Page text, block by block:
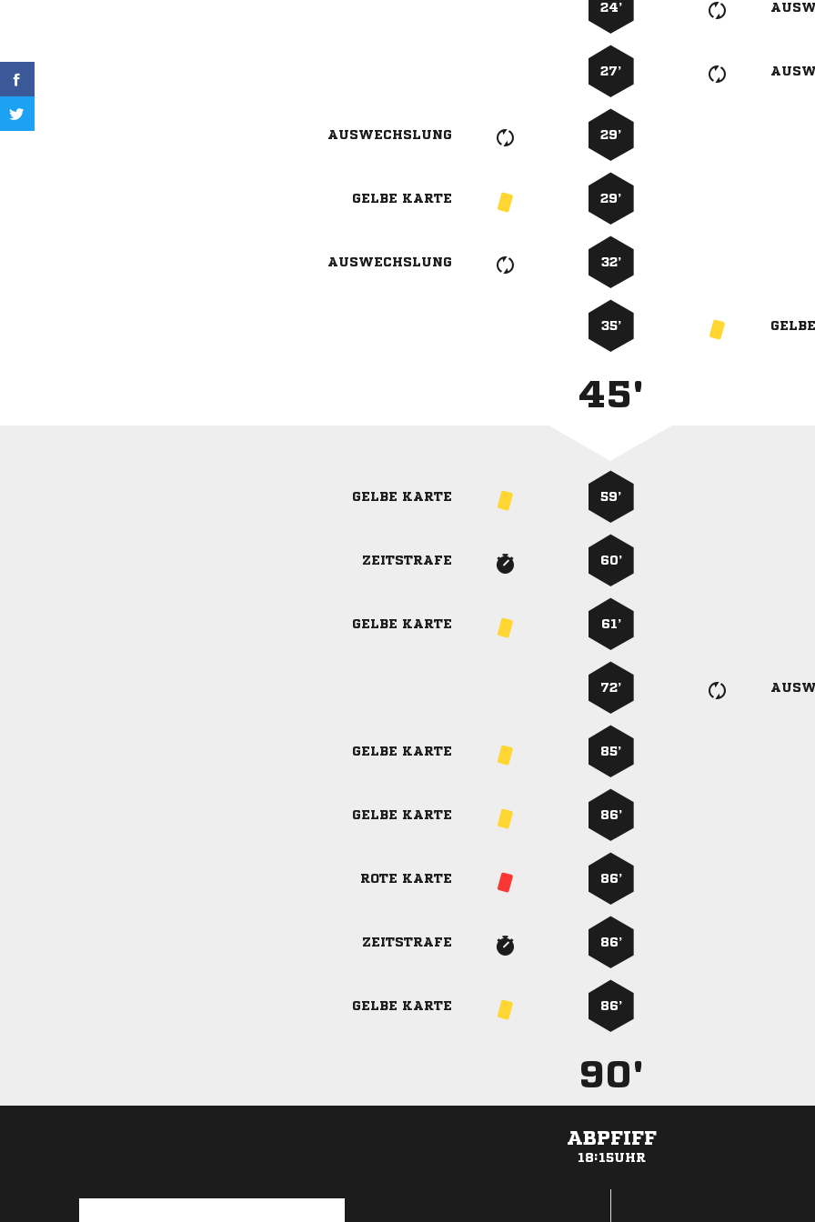
24’
27’
AUSWECHSLUNG 29’
GELBE KARTE 29’
AUSWECHSLUNG 32’
35’
45'
GELBE KARTE 59’
ZEITSTRAFE 60’
GELBE KARTE 61’
72’
GELBE KARTE 85’
GELBE KARTE 86’
ROTE KARTE 86’
ZEITSTRAFE 86’
GELBE KARTE 86’
90'
ABPFIFF
18:15UHR